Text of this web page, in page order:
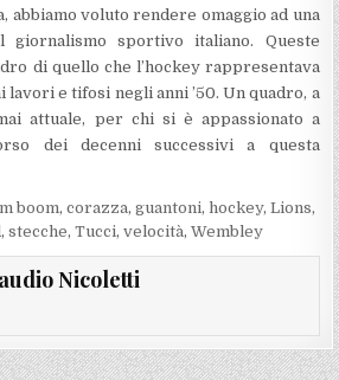
abbiamo voluto rendere omaggio ad una
giornalismo sportivo italiano. Queste
di quello che l’hockey rappresentava
e tifosi negli anni ’50. Un quadro, a
attuale, per chi si è appassionato a
dei decenni successivi a questa
boom,corazza,guantoni,hockey,Lions,
,stecche,Tucci,velocità,Wembley
Nicoletti